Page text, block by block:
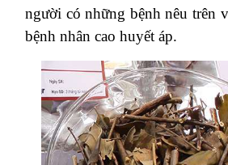
người có những bệnh nêu trên
bệnh nhân cao huyết áp.